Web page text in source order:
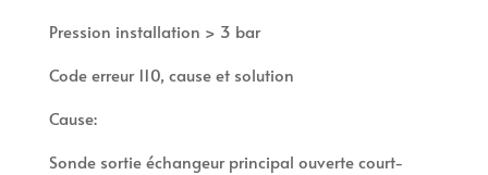
Pression installation > 3 bar
Code erreur 110, cause et solution
Cause:
Sonde sortie échangeur principal ouverte court-